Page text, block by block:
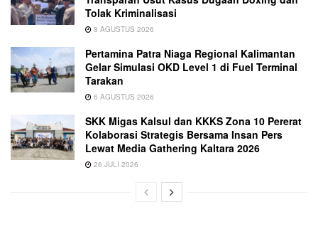
Tolak Kriminalisasi
8 AGUSTUS 2026
Pertamina Patra Niaga Regional Kalimantan
Gelar Simulasi OKD Level 1 di Fuel Terminal
Tarakan
6 AGUSTUS 2026
SKK Migas Kalsul dan KKKS Zona 10 Pererat
Kolaborasi Strategis Bersama Insan Pers
Lewat Media Gathering Kaltara 2026
26 JULI 2026